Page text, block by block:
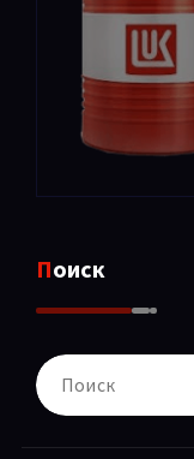
Поиск
Поиск
для: